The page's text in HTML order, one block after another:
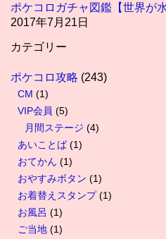
ポケコロガチャ図鑑【世界が
2017年7月21日
カテゴリー
ポケコロ攻略 (243)
CM (1)
VIP会員 (5)
月間ステージ (4)
あいことば(1)
おてかん (1)
おやすみボタン (1)
お着替えスタンプ(1)
お風呂 (1)
ご当地 (1)